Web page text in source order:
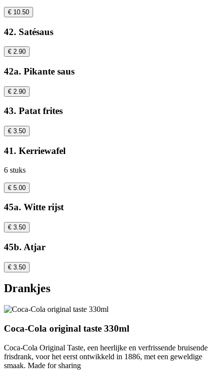
€ 10.50
42. Satésaus
€ 2.90
42a. Pikante saus
€ 2.90
43. Patat frites
€ 3.50
41. Kerriewafel
6 stuks
€ 5.00
45a. Witte rijst
€ 3.50
45b. Atjar
€ 3.50
Drankjes
Coca-Cola original taste 330ml
Coca-Cola Original Taste, een heerlijke en verfrissende bruisende
frisdrank, voor het eerst ontwikkeld in 1886, met een geweldige
smaak. Made for sharing